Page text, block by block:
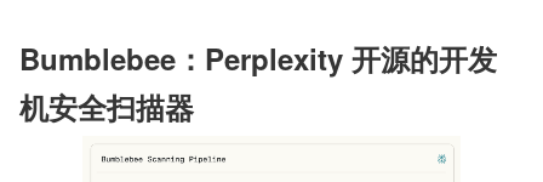
Bumblebee：Perplexity 开源的开发
机安全扫描器